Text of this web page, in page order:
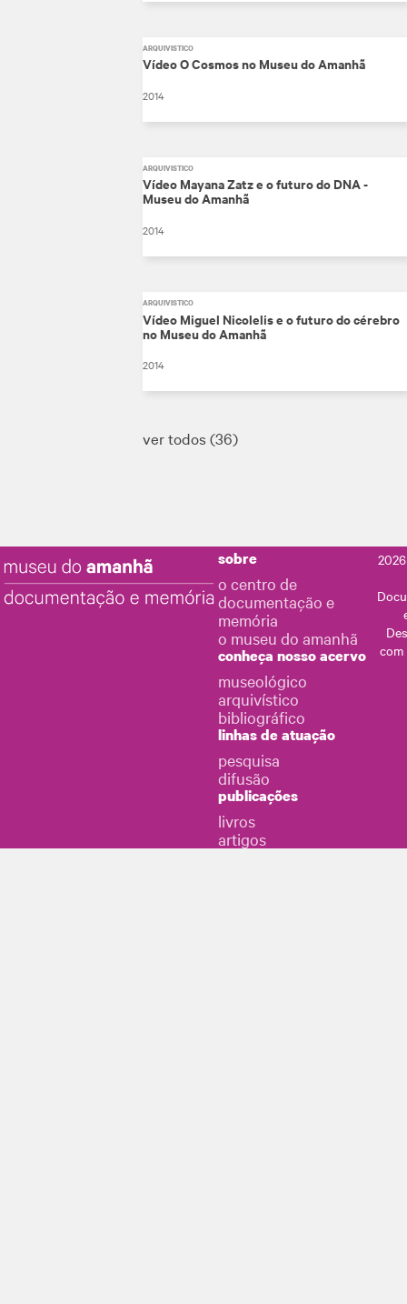
ARQUIVÍSTICO
Vídeo O Cosmos no Museu do Amanhã
2014
ARQUIVÍSTICO
Vídeo Mayana Zatz e o futuro do DNA -
Museu do Amanhã
2014
ARQUIVÍSTICO
Vídeo Miguel Nicolelis e o futuro do cérebro
no Museu do Amanhã
2014
ver todos 36
sobre
o centro de
documentação e
memória
o museu do amanhã
conheça nosso acervo
museológico
arquivístico
bibliográfico
linhas de atuação
pesquisa
difusão
publicações
livros
artigos
2026
com